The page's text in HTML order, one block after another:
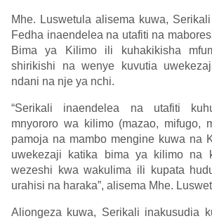
Mhe. Luswetula alisema kuwa,
Fedha inaendelea na utafiti na
Bima ya Kilimo ili kuhakikisha
shirikishi na wenye kuvutia
ndani na nje ya nchi.
“Serikali inaendelea na utafiti
mnyororo wa kilimo (mazao, mifugo,
pamoja na mambo mengine kuwa na
uwekezaji katika bima ya kilimo na
wezeshi kwa wakulima ili kupata
urahisi na haraka”, alisema Mhe.
Aliongeza kuwa, Serikali inakusudia